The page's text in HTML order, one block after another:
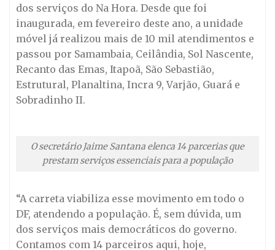
dos serviços do Na Hora. Desde que foi
inaugurada, em fevereiro deste ano, a unidade
móvel já realizou mais de 10 mil atendimentos e
passou por Samambaia, Ceilândia, Sol Nascente,
Recanto das Emas, Itapoã, São Sebastião,
Estrutural, Planaltina, Incra 9, Varjão, Guará e
Sobradinho II.
O secretário Jaime Santana elenca 14 parcerias que
prestam serviços essenciais para a população
“A carreta viabiliza esse movimento em todo o
DF, atendendo a população. É, sem dúvida, um
dos serviços mais democráticos do governo.
Contamos com 14 parceiros aqui, hoje,